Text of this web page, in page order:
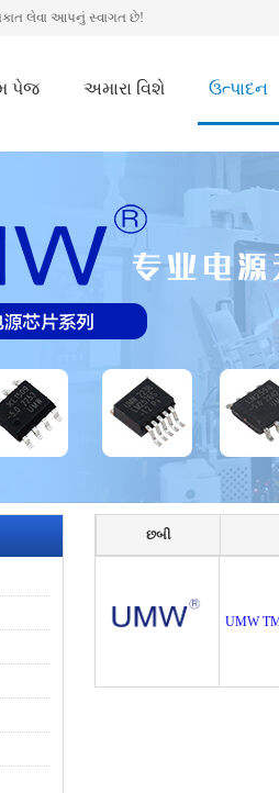
લેવા આપનું સ્વાગત છે!
પેજ અમારા વિશે ઉત્પાદન
છબી
UMW